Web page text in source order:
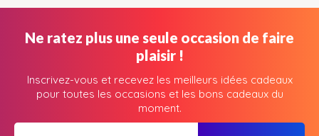
Ne ratez plus une seule occasion de faire
plaisir !
Inscrivez-vous et recevez les meilleurs idées cadeaux
pour toutes les occasions et les bons cadeaux du
moment.